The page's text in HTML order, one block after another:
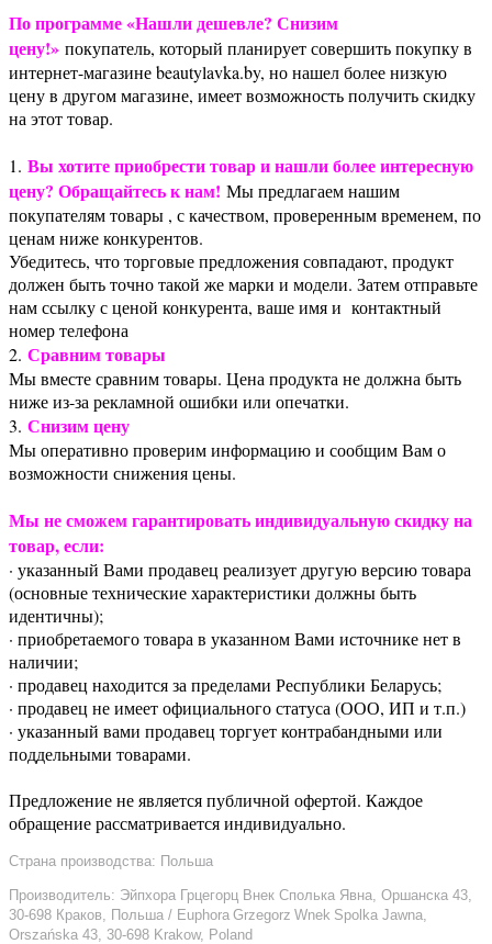
По программе «Нашли дешевле? Снизим
цену!» покупатель, который планирует совершить покупку в
интернет-магазине beautylavka.by, но нашел более низкую
цену в другом магазине, имеет возможность получить скидку
на этот товар.
1. Вы хотите приобрести товар и нашли более интересную
цену? Обращайтесь к нам! Мы предлагаем нашим
покупателям товары , с качеством, проверенным временем, по
ценам ниже конкурентов.
Убедитесь, что торговые предложения совпадают, продукт
должен быть точно такой же марки и модели. Затем отправьте
нам ссылку с ценой конкурента, ваше имя и контактный
номер телефона
2. Сравним товары
Мы вместе сравним товары. Цена продукта не должна быть
ниже из-за рекламной ошибки или опечатки.
3. Снизим цену
Мы оперативно проверим информацию и сообщим Вам о
возможности снижения цены.
Мы не сможем гарантировать индивидуальную скидку на
товар, если:
· указанный Вами продавец реализует другую версию товара
(основные технические характеристики должны быть
идентичны);
· приобретаемого товара в указанном Вами источнике нет в
наличии;
· продавец находится за пределами Республики Беларусь;
· продавец не имеет официального статуса (ООО, ИП и т.п.)
· указанный вами продавец торгует контрабандными или
поддельными товарами.
Предложение не является публичной офертой. Каждое
обращение рассматривается индивидуально.
Страна производства: Польша
Производитель: Эйпхора Грцегорц Внек Сполька Явна, Оршанска 43,
30-698 Краков, Польша / Euphora Grzegorz Wnek Spolka Jawna,
Orszańska 43, 30-698 Krakow, Poland